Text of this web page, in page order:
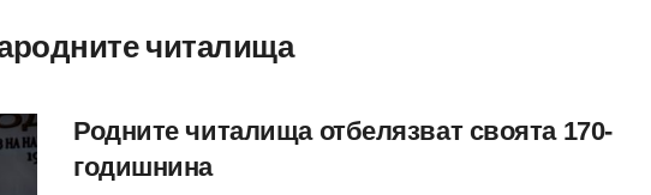
читалища
Родните читалища отбелязват своята 170-
годишнина